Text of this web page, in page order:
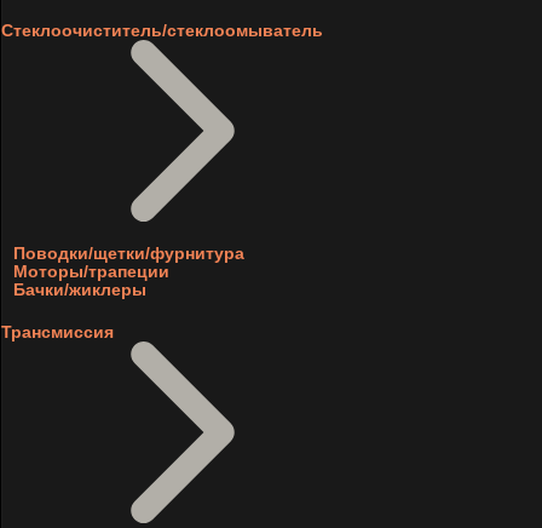
Стеклоочиститель/стеклоомыватель
Поводки/щетки/фурнитура
Моторы/трапеции
Бачки/жиклеры
Трансмиссия